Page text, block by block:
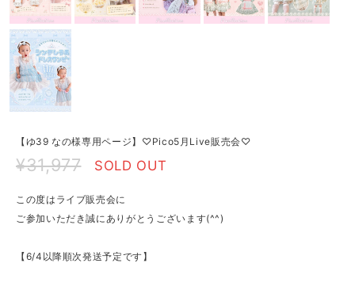
【ゆ39 なの様専用ページ】♡Pico5月Live販売会♡
¥31,977 SOLD OUT
この度はライブ販売会に
ご参加いただき誠にありがとうございます(^^)
【6/4以降順次発送予定です】